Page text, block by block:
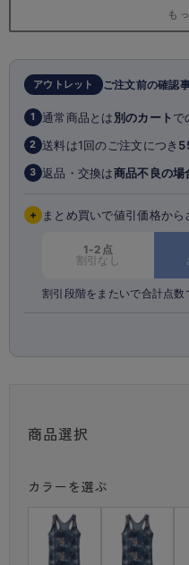
・しなやかな伸びのあるソフト
・汗をかいても快適な、吸汗速乾
・サイズ目安：M…A75/B70/
0/C80
※商品画像はできる限り実物の色
ご覧になる環境（PCのモニタ設
と色味が異なる
場合がございます。
ます。
カップ付インナーと同生地を使用
★背中クロスブラ（品番：
★レギンス（品番：49278PS）
アウトレット ご注文前の確認
1 通常商品とは別のカートで
2 送料は1回のご注文につき
3 返品・交換は商品不良の場
+ まとめ買いで値引価格から
1-2点
割引なし
割引段階をまたいで合計点数
商品選択
カラーを選ぶ